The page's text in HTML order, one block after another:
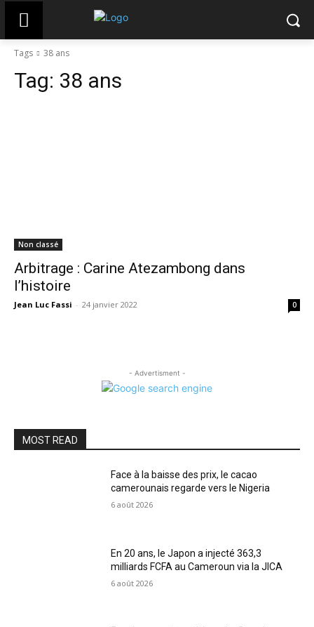
Tags 38 ans
Tag: 38 ans
Non classé
Arbitrage : Carine Atezambong dans
l’histoire
Jean Luc Fassi - 24 janvier 2022 0
- Advertisment -
MOST READ
Face à la baisse des prix, le cacao
camerounais regarde vers le Nigeria
6 août 2026
En 20 ans, le Japon a injecté 363,3
milliards FCFA au Cameroun via la JICA
6 août 2026